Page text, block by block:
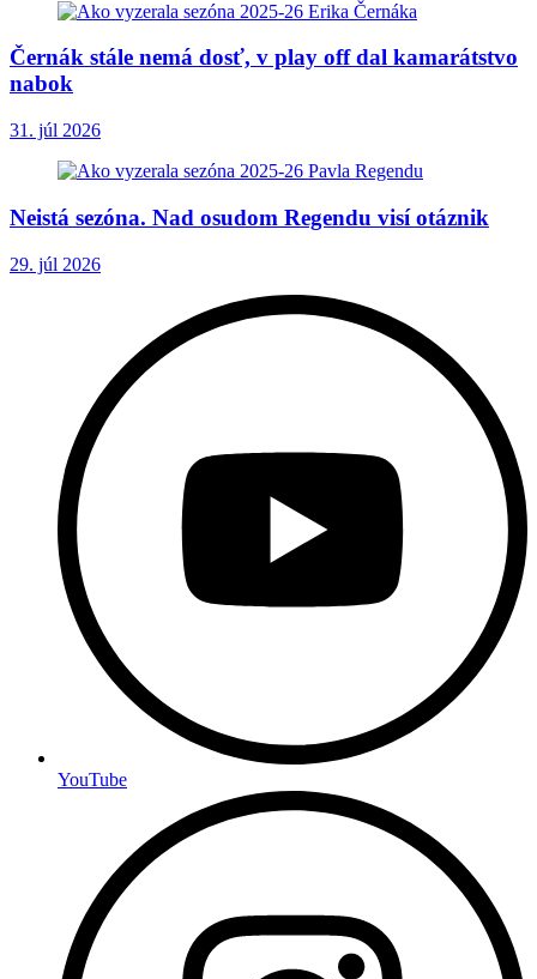
Černák stále nemá dosť, v play off dal kamarátstvo
nabok
31. júl 2026
Neistá sezóna. Nad osudom Regendu visí otáznik
29. júl 2026
YouTube